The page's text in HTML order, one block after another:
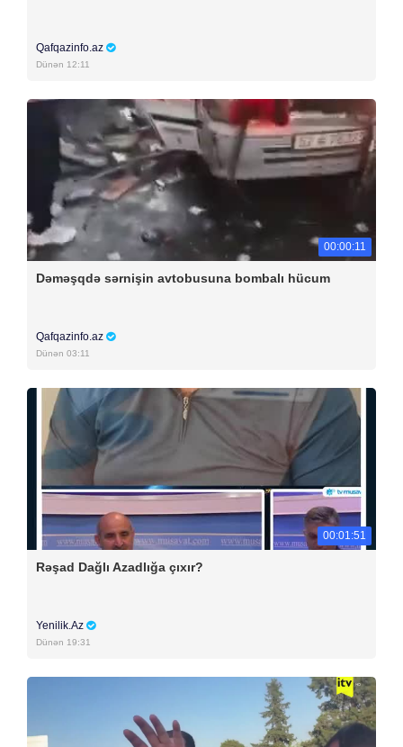
Qafqazinfo.az
Dünən 12:11
00:00:11
Dəməşqdə sərnişin avtobusuna bombalı hücum
Qafqazinfo.az
Dünən 03:11
00:01:51
Rəşad Dağlı Azadlığa çıxır?
Yenilik.Az
Dünən 19:31